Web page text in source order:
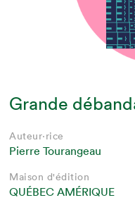
Grande
Auteur·rice
Pierre Tourangeau
Maison d'édition
QUÉBEC AMÉRIQUE